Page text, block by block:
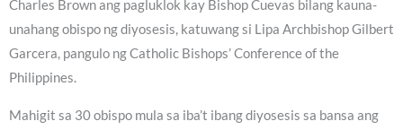
Charles Brown ang pagluklok kay Bishop Cuevas bilang kauna-
unahang obispo ng diyosesis, katuwang si Lipa Archbishop Gilbert
Garcera, pangulo ng Catholic Bishops’ Conference of the
Philippines.
Mahigit sa 30 obispo mula sa iba’t ibang diyosesis sa bansa ang